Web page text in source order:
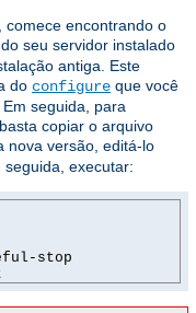
comece encontrando o
do seu servidor instalado
antiga. Este
do configure que você
seguida, para
copiar o arquivo
nova versão, editá-lo
executar:
stop